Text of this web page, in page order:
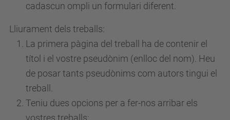
cadascun ompli un formulari diferent.
Lliurament dels treballs:
La primera pàgina del treball ha de contenir el
títol i el vostre pseudònim (enlloc del nom). Heu
de posar tants pseudònims com autors tingui el
treball.
Teniu dues opcions per a fer-nos arribar els
vostres treballs: